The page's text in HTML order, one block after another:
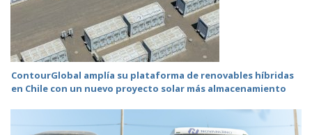
ContourGlobal amplía su plataforma de renovables híbridas
en Chile con un nuevo proyecto solar más almacenamiento